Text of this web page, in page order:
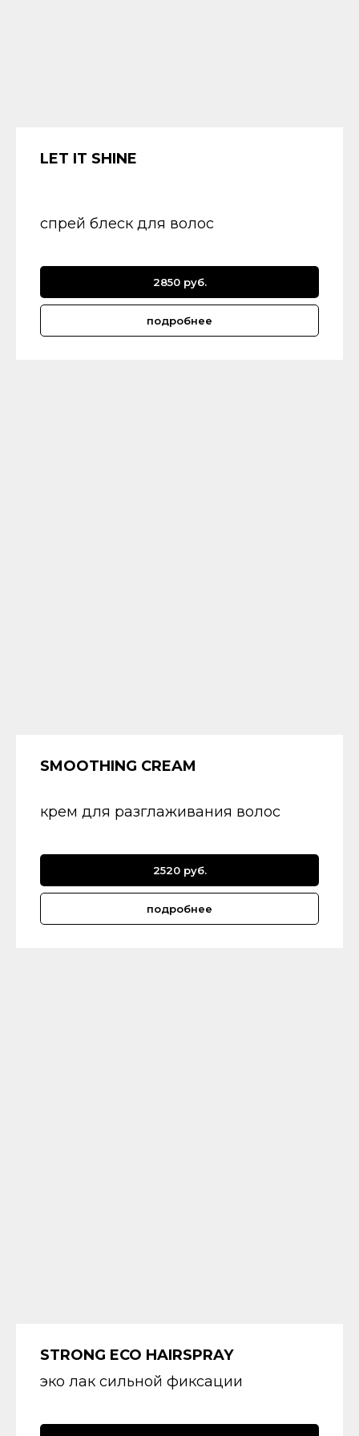
LET IT SHINE
спрей блеск для волос
2850 руб.
подробнее
SMOOTHING CREAM
крем для разглаживания волос
2520 руб.
подробнее
STRONG ECO HAIRSPRAY
эко лак сильной фиксации